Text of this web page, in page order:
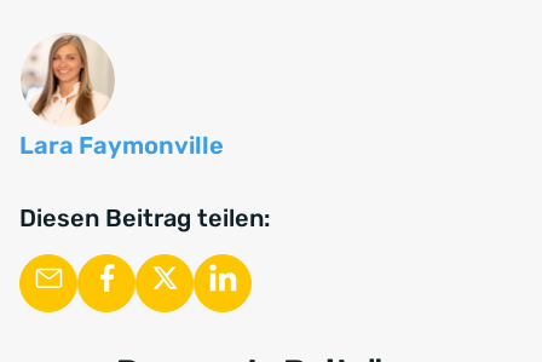
Lara Faymonville
Diesen Beitrag teilen: